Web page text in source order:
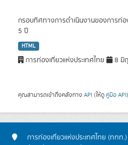
กรอบทิศทางการดำเนินงานของการท่อง
5 ปี
HTML
การท่องเที่ยวแห่งประเทศไทย 8 มิ
คุณสามารถเข้าถึงคลังทาง API (ให้ดู คู่มือ API
การท่องเที่ยวแห่งประเทศไทย (ททท